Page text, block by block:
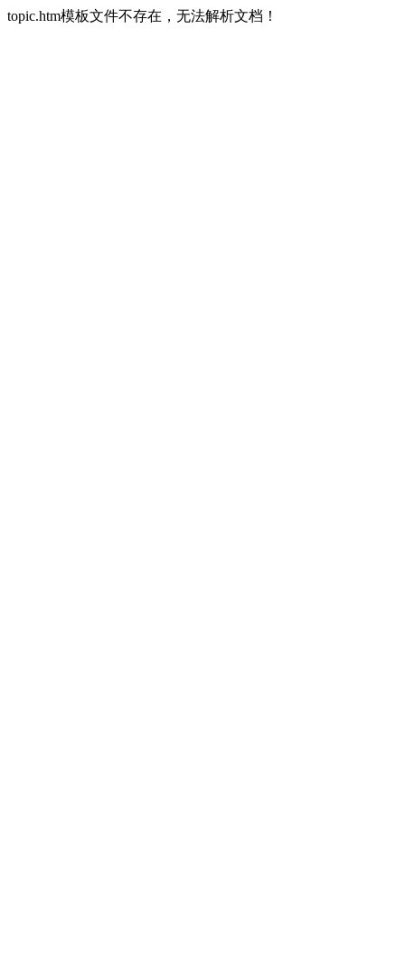
topic.htm模板文件不存在，无法解析文档！